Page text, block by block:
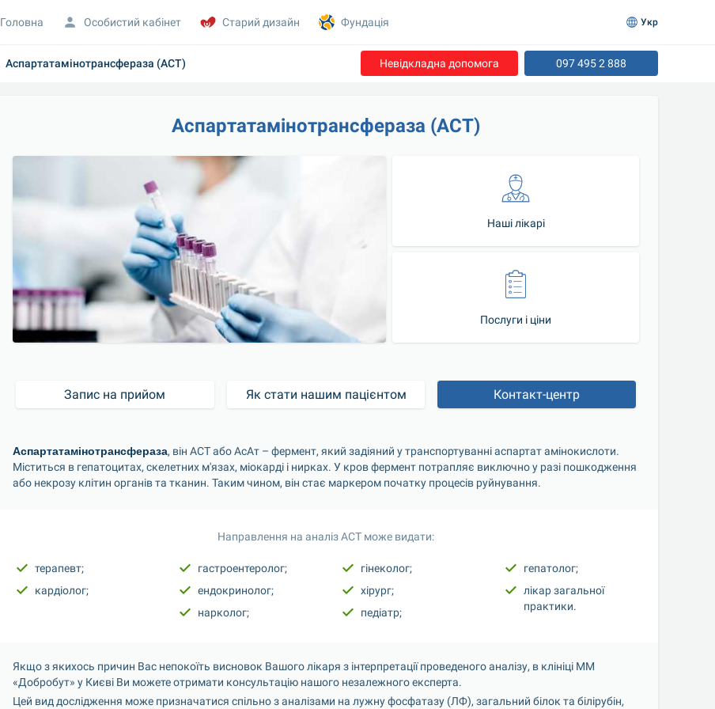
Аспартатамінотрансфераза (АСТ) Невідкладна допомога 097 495 2 888
Аспартатамінотрансфераза (АСТ)
Наші лікарі
Послуги і ціни
Запис на прийом Як стати нашим пацієнтом Контакт-центр
Аспартатамінотрансфераза, він АСТ або АсАт – фермент, який задіяний у транспортуванні аспартат амінокислоти.
Міститься в гепатоцитах, скелетних м'язах, міокарді і нирках. У кров фермент потрапляє виключно у разі пошкодження
або некрозу клітин органів та тканин. Таким чином, він стає маркером початку процесів руйнування.
Направлення на аналіз АСТ може видати:
терапевт;
кардіолог;
гастроентеролог;
ендокринолог;
нарколог;
гінеколог;
хірург;
педіатр;
гепатолог;
лікар загальної
практики.
Якщо з якихось причин Вас непокоїть висновок Вашого лікаря з інтерпретації проведеного аналізу, в клініці ММ
«Добробут» у Києві Ви можете отримати консультацію нашого незалежного експерта.
Цей вид дослідження може призначатися спільно з аналізами на лужну фосфатазу (ЛФ), загальний білок та білірубін,
Головна Особистий кабінет Старий дизайн Фундація Укр